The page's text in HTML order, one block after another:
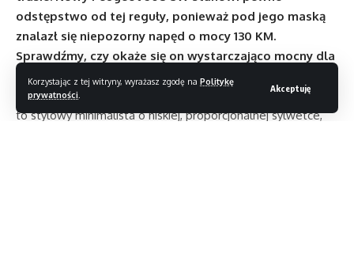
Korzystając z tej witryny, wyrażasz zgodę na Politykę
prywatności
Akceptuję
odstępstwo od tej reguły, ponieważ pod jego maską
znalazł się niepozorny napęd o mocy 130 KM.
Sprawdźmy, czy okaże się on wystarczająco mocny dla
tego eleganckiego samochodu.
Na początku spójrzmy jednak na auto z zewnątrz. 508 SW
to stylowy minimalista o niskiej, proporcjonalnej sylwetce,